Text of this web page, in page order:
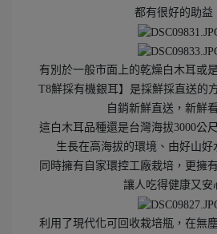
都有很好的助益
有別於一般市面上的乾燥白木耳或
T8鮮採有機銀耳】是採鮮採直送的
自銷新鮮直送，新鮮
這白木耳品種還是台灣海拔3000公
生長在高海拔的環境、由好山好
同時擁有自家環控工廠栽培，更擁
讓人吃得健康又安
利用了現代化可回收栽培瓶，在無